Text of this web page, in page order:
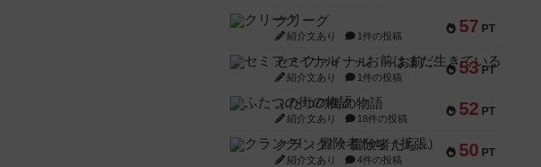
57 PT
クリーグ
紹介文あり 1件の投稿
53 PT
セミファイナル ～お前はまだ生きている～
紹介文あり 1件の投稿
52 PT
ふたつの街の物語
紹介文あり 18件の投稿
50 PT
クランク! ：冒険者たち（拡張）
紹介文あり 4件の投稿